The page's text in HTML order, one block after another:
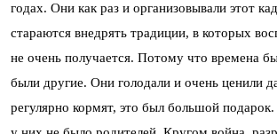
годах. Они как раз и организовывали этот
стараются внедрять традиции, в которых
не очень получается. Потому что времена
были другие. Они голодали и очень ценили
регулярно кормят, это был большой